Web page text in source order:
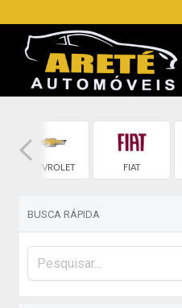
CHEVROLET FIAT
BUSCA RÁPIDA